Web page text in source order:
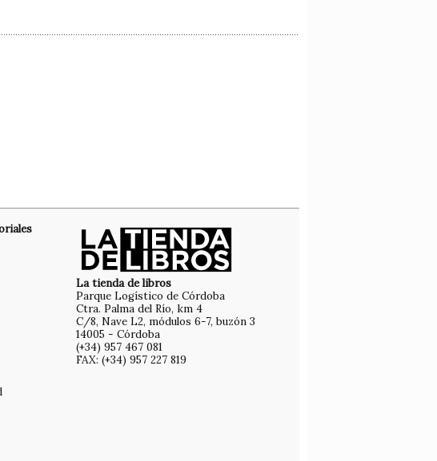
La tienda de libros
Parque Logístico de Córdoba
Ctra. Palma del Río, km 4
C/8, Nave L2, módulos 6-7, buzón 3
14005 - Córdoba
(+34) 957 467 081
FAX: (+34) 957 227 819